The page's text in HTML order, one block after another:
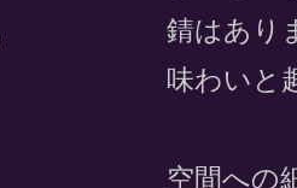
錆はあり
味わいと
空間への